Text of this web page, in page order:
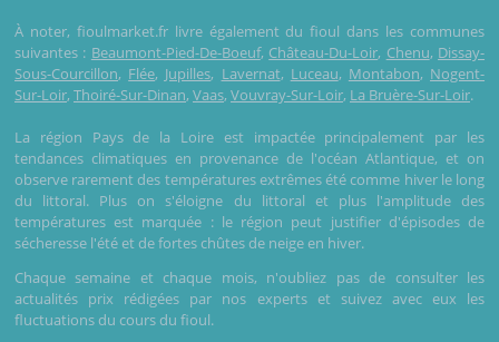
À noter, fioulmarket.fr livre également du fioul dans les communes
suivantes : Beaumont-Pied-De-Boeuf, Château-Du-Loir, Chenu, Dissay-
Sous-Courcillon, Flée, Jupilles, Lavernat, Luceau, Montabon, Nogent-
Sur-Loir, Thoiré-Sur-Dinan, Vaas, Vouvray-Sur-Loir, La Bruère-Sur-Loir.
La région Pays de la Loire est impactée principalement par les
tendances climatiques en provenance de l'océan Atlantique, et on
observe rarement des températures extrêmes été comme hiver le long
du littoral. Plus on s'éloigne du littoral et plus l'amplitude des
températures est marquée : le région peut justifier d'épisodes de
sécheresse l'été et de fortes chûtes de neige en hiver.
Chaque semaine et chaque mois, n'oubliez pas de consulter les
actualités prix rédigées par nos experts et suivez avec eux les
fluctuations du cours du fioul.